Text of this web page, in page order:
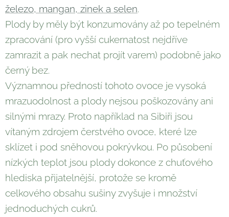
železo, mangan, zinek a selen.
Plody by měly být konzumovány až po tepelném
zpracování (pro vyšší cukernatost nejdříve
zamrazit a pak nechat projít varem) podobně jako
černý bez.
Významnou předností tohoto ovoce je vysoká
mrazuodolnost a plody nejsou poškozovány ani
silnými mrazy. Proto například na Sibiři jsou
vítaným zdrojem čerstvého ovoce, které lze
sklízet i pod sněhovou pokrývkou. Po působení
nízkých teplot jsou plody dokonce z chuťového
hlediska přijatelnější, protože se kromě
celkového obsahu sušiny zvyšuje i množství
jednoduchých cukrů.